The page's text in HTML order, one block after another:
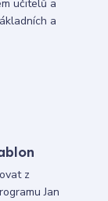
učitelů a
a
z
Jan